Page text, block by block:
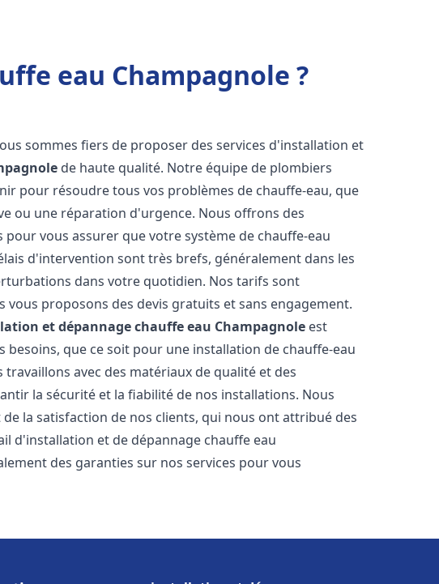
eau Champagnole ?
sommes fiers de proposer des services d'installation et
de haute qualité. Notre équipe de plombiers
pour résoudre tous vos problèmes de chauffe-eau, que
ou une réparation d'urgence. Nous offrons des
vous assurer que votre système de chauffe-eau
d'intervention sont très brefs, généralement dans les
dans votre quotidien. Nos tarifs sont
proposons des devis gratuits et sans engagement.
et dépannage chauffe eau Champagnole est
que ce soit pour une installation de chauffe-eau
avec des matériaux de qualité et des
la sécurité et la fiabilité de nos installations. Nous
la satisfaction de nos clients, qui nous ont attribué des
d'installation et de dépannage chauffe eau
des garanties sur nos services pour vous